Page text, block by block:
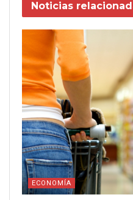
Noticias
ECONOMÍA